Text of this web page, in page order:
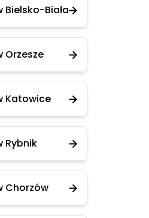
Bielsko-Biała
Orzesze
Katowice
Rybnik
Chorzów